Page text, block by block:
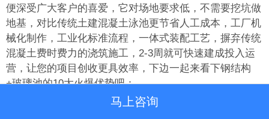
便深受广大客户的喜爱，它对场地要求低，不需要挖坑做
地基，对比传统土建混凝土泳池更节省人工成本，工厂机
械化制作，工业化标准流程，一体式装配工艺，摒弃传统
混凝土费时费力的浇筑施工，2-3周就可快速建成投入运
营，让您的项目创收更具效率，下边一起来看下钢结构
+玻璃池的10大火爆优势吧：
马上咨询